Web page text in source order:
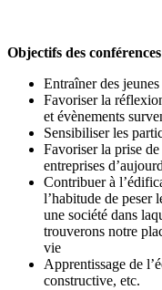
Objectifs des conférences
Entraîner des
Favoriser la
et évènements
Sensibiliser les
Favoriser la prise
entreprises
Contribuer à
l’habitude de peser
une société dans
trouverons notre
vie
Apprentissage de
constructive, etc.